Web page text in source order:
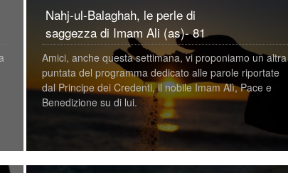
Nahj-ul-Balaghah, le perle di
saggezza di Imam Ali (as)- 81
Amici, anche questa settimana, vi proponiamo un altra
puntata del programma dedicato alle parole riportate
dal Principe dei Credenti, il nobile Imam Alì, Pace e
Benedizione su di lui.